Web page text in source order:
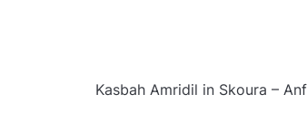
Kasbah Amridil in Skoura –